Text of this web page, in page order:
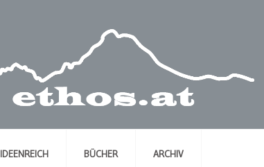
IDEENREICH BÜCHER ARCHIV